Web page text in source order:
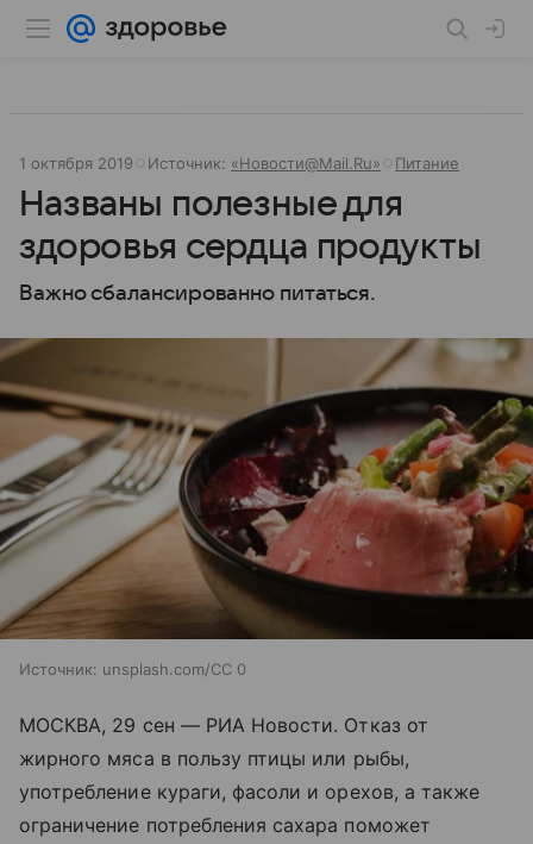
1 октября 2019 Источник: «Новости@Mail.Ru» Питание
Названы полезные для
здоровья сердца продукты
Важно сбалансированно питаться.
Источник: unsplash.com/CC 0
МОСКВА, 29 сен — РИА Новости. Отказ от
жирного мяса в пользу птицы или рыбы,
употребление кураги, фасоли и орехов, а также
ограничение потребления сахара поможет